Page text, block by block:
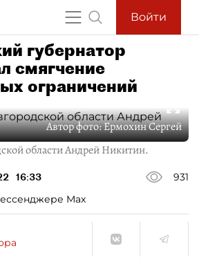
Войти
губернатор
смягчение
ограничений
Автор фото:Ермохин Сергей
области Андрей Никитин.
16:33
931
Max